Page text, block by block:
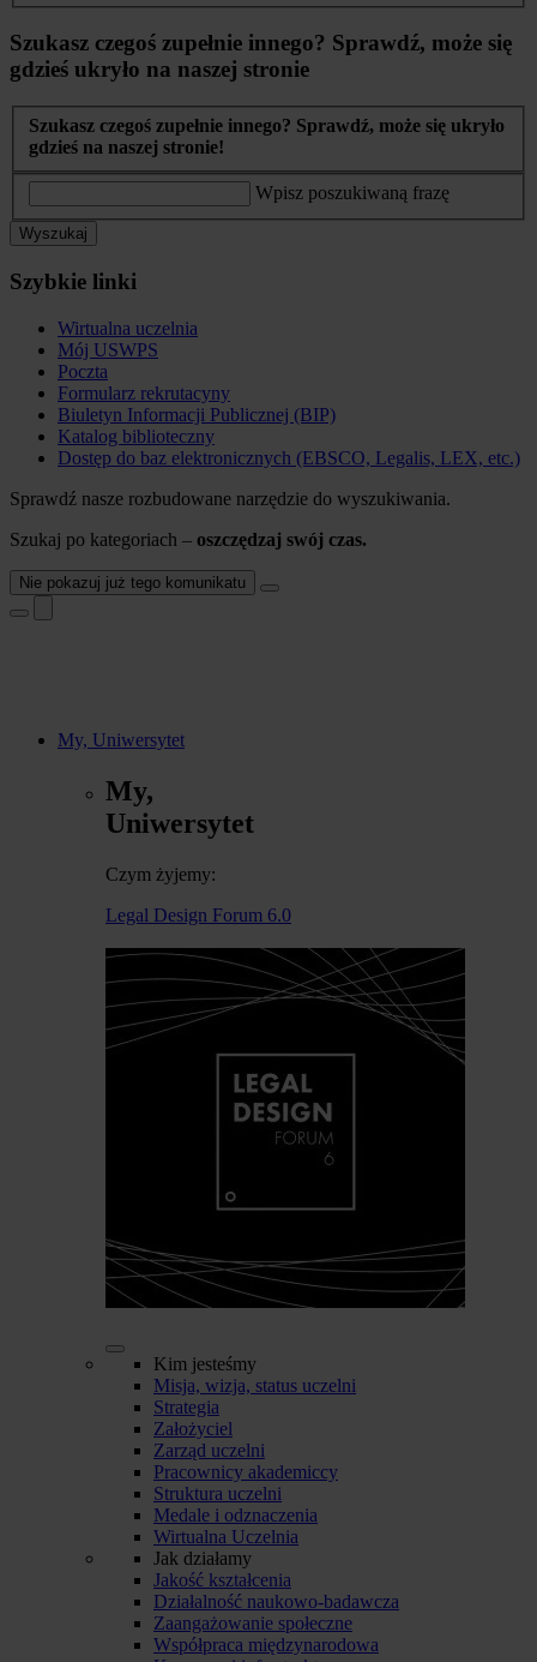
Szukasz czegoś zupełnie innego? Sprawdź, może się
gdzieś ukryło na naszej stronie
Szukasz czegoś zupełnie innego? Sprawdź, może się ukryło
gdzieś na naszej stronie!
Wpisz poszukiwaną frazę
Wyszukaj
Szybkie linki
Wirtualna uczelnia
Mój USWPS
Poczta
Formularz rekrutacyny
Biuletyn Informacji Publicznej (BIP)
Katalog biblioteczny
Dostęp do baz elektronicznych (EBSCO, Legalis, LEX, etc.)
Sprawdź nasze rozbudowane narzędzie do wyszukiwania.
Szukaj po kategoriach – oszczędzaj swój czas.
Nie pokazuj już tego komunikatu
My, Uniwersytet
My,
Uniwersytet
Czym żyjemy:
Legal Design Forum 6.0
Kim jesteśmy
Misja, wizja, status uczelni
Strategia
Założyciel
Zarząd uczelni
Pracownicy akademiccy
Struktura uczelni
Medale i odznaczenia
Wirtualna Uczelnia
Jak działamy
Jakość kształcenia
Działalność naukowo-badawcza
Zaangażowanie społeczne
Współpraca międzynarodowa